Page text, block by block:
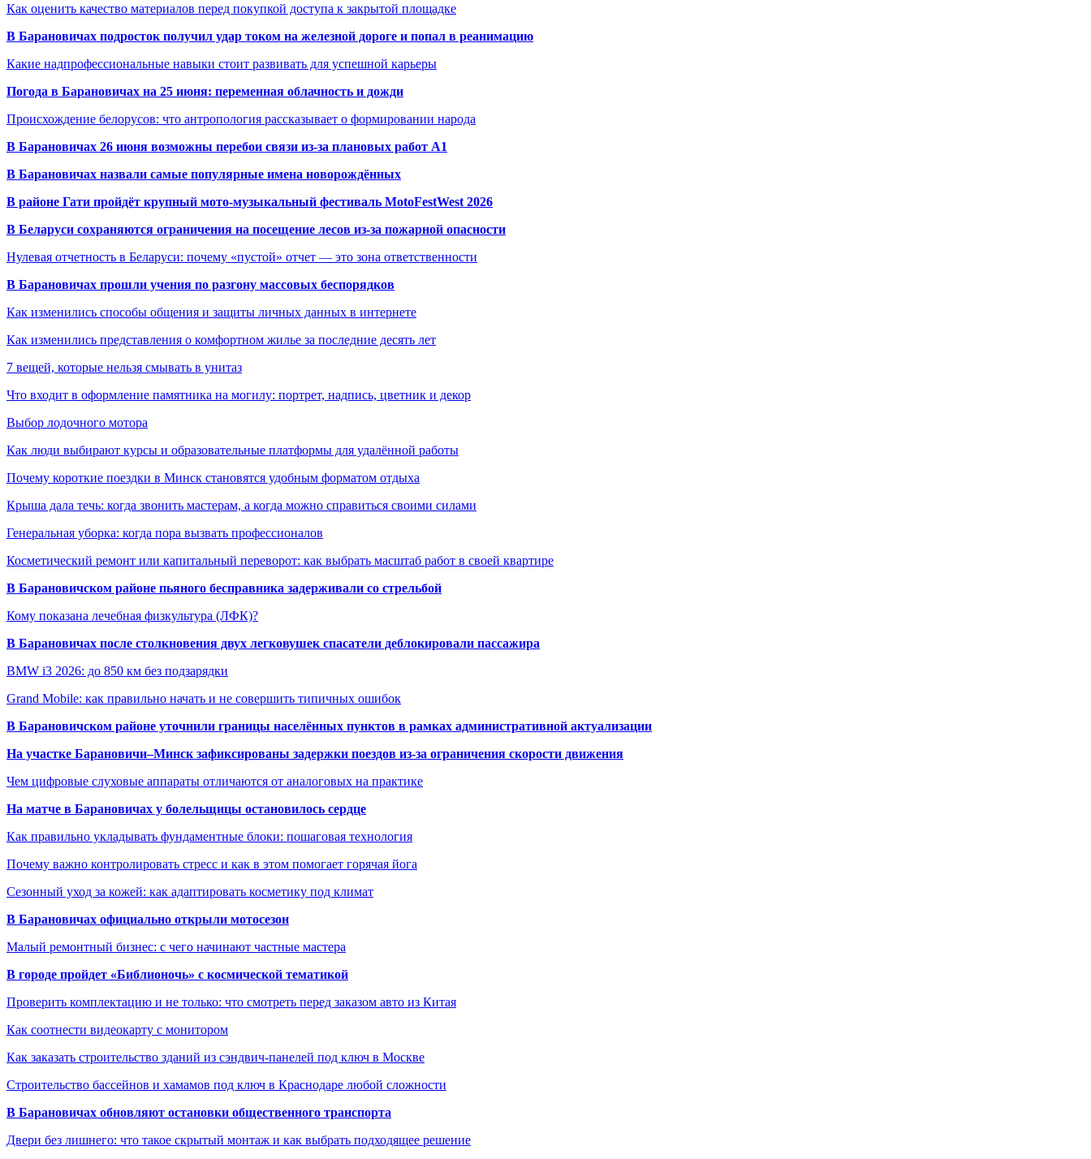
Как оценить качество материалов перед покупкой доступа к закрытой площадке
В Барановичах подросток получил удар током на железной дороге и попал в реанимацию
Какие надпрофессиональные навыки стоит развивать для успешной карьеры
Погода в Барановичах на 25 июня: переменная облачность и дожди
Происхождение белорусов: что антропология рассказывает о формировании народа
В Барановичах 26 июня возможны перебои связи из-за плановых работ A1
В Барановичах назвали самые популярные имена новорождённых
В районе Гати пройдёт крупный мото-музыкальный фестиваль MotoFestWest 2026
В Беларуси сохраняются ограничения на посещение лесов из-за пожарной опасности
Нулевая отчетность в Беларуси: почему «пустой» отчет — это зона ответственности
В Барановичах прошли учения по разгону массовых беспорядков
Как изменились способы общения и защиты личных данных в интернете
Как изменились представления о комфортном жилье за последние десять лет
7 вещей, которые нельзя смывать в унитаз
Что входит в оформление памятника на могилу: портрет, надпись, цветник и декор
Выбор лодочного мотора
Как люди выбирают курсы и образовательные платформы для удалённой работы
Почему короткие поездки в Минск становятся удобным форматом отдыха
Крыша дала течь: когда звонить мастерам, а когда можно справиться своими силами
Генеральная уборка: когда пора вызвать профессионалов
Косметический ремонт или капитальный переворот: как выбрать масштаб работ в своей квартире
В Барановичском районе пьяного бесправника задерживали со стрельбой
Кому показана лечебная физкультура (ЛФК)?
В Барановичах после столкновения двух легковушек спасатели деблокировали пассажира
BMW i3 2026: до 850 км без подзарядки
Grand Mobile: как правильно начать и не совершить типичных ошибок
В Барановичском районе уточнили границы населённых пунктов в рамках административной актуализации
На участке Барановичи–Минск зафиксированы задержки поездов из-за ограничения скорости движения
Чем цифровые слуховые аппараты отличаются от аналоговых на практике
На матче в Барановичах у болельщицы остановилось сердце
Как правильно укладывать фундаментные блоки: пошаговая технология
Почему важно контролировать стресс и как в этом помогает горячая йога
Сезонный уход за кожей: как адаптировать косметику под климат
В Барановичах официально открыли мотосезон
Малый ремонтный бизнес: с чего начинают частные мастера
В городе пройдет «Библионочь» с космической тематикой
Проверить комплектацию и не только: что смотреть перед заказом авто из Китая
Как соотнести видеокарту с монитором
Как заказать строительство зданий из сэндвич-панелей под ключ в Москве
Строительство бассейнов и хамамов под ключ в Краснодаре любой сложности
В Барановичах обновляют остановки общественного транспорта
Двери без лишнего: что такое скрытый монтаж и как выбрать подходящее решение